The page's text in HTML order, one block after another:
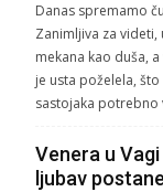
Danas spremamo
Zanimljiva za
mekana kao duša,
je usta poželela,
sastojaka potrebno
Venera u
ljubav